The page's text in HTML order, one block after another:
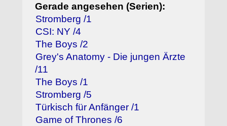
Gerade angesehen (Serien):
Stromberg /1
CSI: NY /4
The Boys /2
Grey's Anatomy - Die jungen Ärzte
/11
The Boys /1
Stromberg /5
Türkisch für Anfänger /1
Game of Thrones /6